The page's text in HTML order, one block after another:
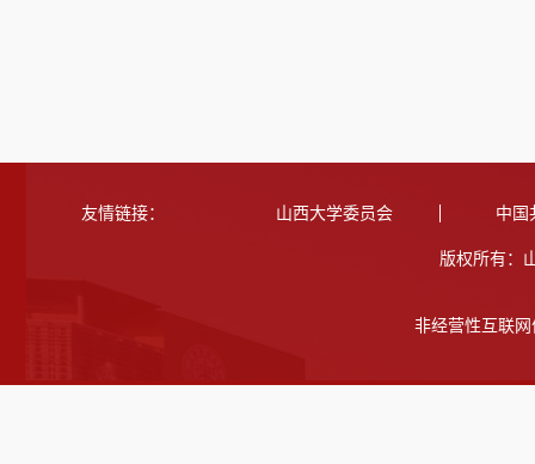
友情链接： 山西大学委员会 中国
版权所有：
非经营性互联